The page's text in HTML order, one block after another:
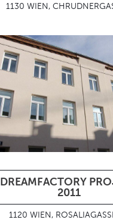
1130 WIEN,
DREAMFACTORY
2011
1120 WIEN,